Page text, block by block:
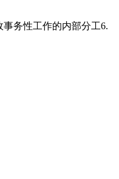
务性工作的内部分工6.